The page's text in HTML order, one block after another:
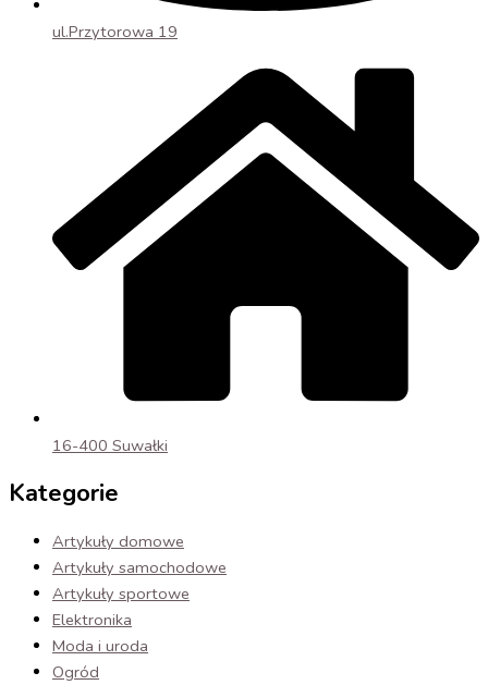
ul.Przytorowa 19
16-400 Suwałki
Kategorie
Artykuły domowe
Artykuły samochodowe
Artykuły sportowe
Elektronika
Moda i uroda
Ogród